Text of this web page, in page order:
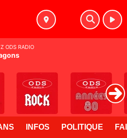
INFOS POLITIQUE
ODS RADIO